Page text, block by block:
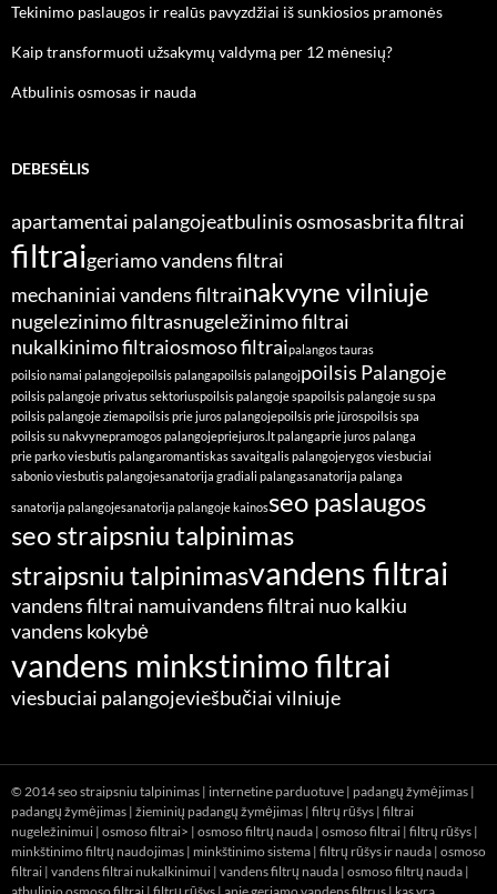
Tekinimo paslaugos ir realūs pavyzdžiai iš sunkiosios pramonės
Kaip transformuoti užsakymų valdymą per 12 mėnesių?
Atbulinis osmosas ir nauda
DEBESĖLIS
apartamentai palangojeatbulinis osmosasbrita filtrai
filtraigeriamo vandens filtrai
mechaniniai vandens filtrainakvyne vilniuje
nugelezinimo filtrasnugeležinimo filtrai
nukalkinimo filtraiosmoso filtraipalangos tauras
poilsio namai palangojepoilsis palangapoilsis palangojpoilsis Palangoje
poilsis palangoje privatus sektoriuspoilsis palangoje spapoilsis palangoje su spa
poilsis palangoje ziemapoilsis prie juros palangojepoilsis prie jūrospoilsis spa
poilsis su nakvynepramogos palangojepriejuros.lt palangaprie juros palanga
prie parko viesbutis palangaromantiskas savaitgalis palangojerygos viesbuciai
sabonio viesbutis palangojesanatorija gradiali palangasanatorija palanga
sanatorija palangojesanatorija palangoje kainosseo paslaugos
seo straipsniu talpinimas
straipsniu talpinimasvandens filtrai
vandens filtrai namuivandens filtrai nuo kalkiu
vandens kokybė
vandens minkstinimo filtrai
viesbuciai palangojeviešbučiai vilniuje
© 2014seo straipsniu talpinimas | internetine parduotuve | padangų žymėjimas |
padangų žymėjimas | žieminių padangų žymėjimas | filtrų rūšys | filtrai
nugeležinimui | osmoso filtrai> | osmoso filtrų nauda | osmoso filtrai | filtrų rūšys |
minkštinimo filtrų naudojimas | minkštinimo sistema | filtrų rūšys ir nauda | osmoso
filtrai | vandens filtrai nukalkinimui | vandens filtrų nauda | osmoso filtrų nauda |